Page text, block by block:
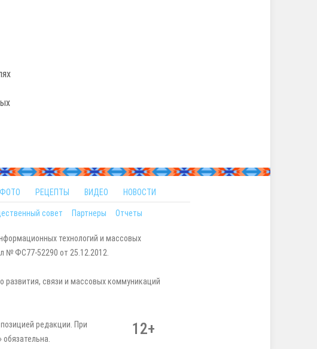
ФОТО РЕЦЕПТЫ ВИДЕО НОВОСТИ
совет Партнеры Отчеты
технологий и массовых
№ ФС77-52290 от 25.12.2012.
связи и массовых коммуникаций
редакции. При
12+